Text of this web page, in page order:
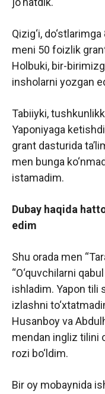
Qizig‘i,
meni 50 foizlik
Holbuki, bir-
insholarni yozgan
Tabiiyki,
Yaponiyaga
grant dasturida
men bunga
istamadim.
Dubay haqida
edim
Shu orada men
“O‘quvchilarni
ishladim. Yapon tili
izlashni
Husanboy va
mendan ingliz tilini
rozi bo‘ldim.
Bir oy mobaynida